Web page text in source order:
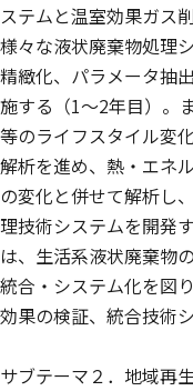
ステムと温室効果ガス
様々な液状廃棄物処理
精緻化、パラメータ抽
施する（1〜2年目）。
等のライフスタイル変
解析を進め、熱・エネ
の変化と併せて解析し
理技術システムを開発
は、生活系液状廃棄物
統合・システム化を図
効果の検証、統合技術
サブテーマ２．地域再